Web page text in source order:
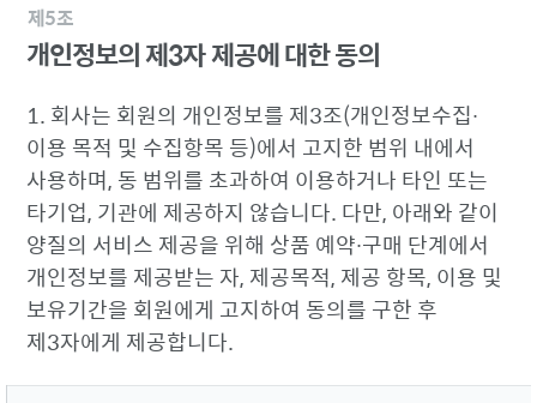
제5조
개인정보의 제3자 제공에 대한 동의
1. 회사는 회원의 개인정보를 제3조(개인정보수집∙
이용 목적 및 수집항목 등)에서 고지한 범위 내에서
사용하며, 동 범위를 초과하여 이용하거나 타인 또는
타기업, 기관에 제공하지 않습니다. 다만, 아래와 같이
양질의 서비스 제공을 위해 상품 예약∙구매 단계에서
개인정보를 제공받는 자, 제공목적, 제공 항목, 이용 및
보유기간을 회원에게 고지하여 동의를 구한 후
제3자에게 제공합니다.